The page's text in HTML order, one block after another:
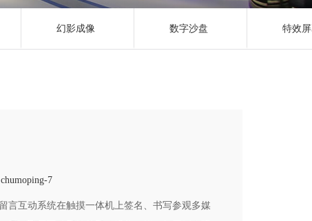
幻影成像 数字沙盘 特效
chumoping-7
言互动系统在触摸一体机上签名、书写参观多媒